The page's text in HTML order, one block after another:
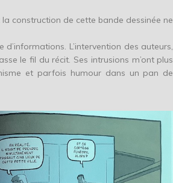
construction de cette bande dessinée ne
L’intervention des auteurs,
le fil du récit. Ses intrusions m’ont plus
et parfois humour dans un pan de